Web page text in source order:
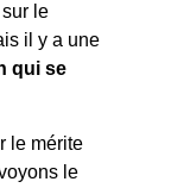
le
il y a une
qui se
le mérite
le